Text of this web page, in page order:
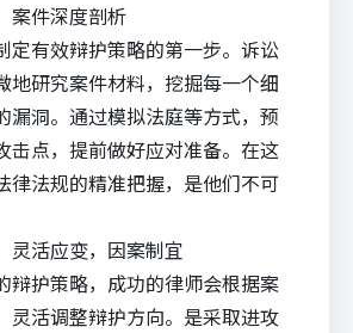
案件深度剖析
定有效辩护策略的第一步。诉讼
地研究案件材料，挖掘每一个细
漏洞。通过模拟法庭等方式，预
击点，提前做好应对准备。在这
律法规的精准把握，是他们不可
灵活应变，因案制宜
辩护策略，成功的律师会根据案
灵活调整辩护方向。是采取进攻